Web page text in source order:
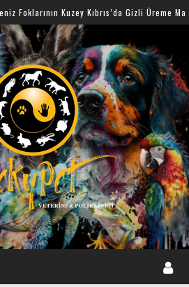
Kuzey Kıbrıs’da Gizli Üreme Mağaraları